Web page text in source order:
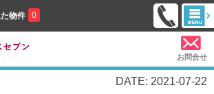
物件 0
お問合せ
DATE: 2021-07-22